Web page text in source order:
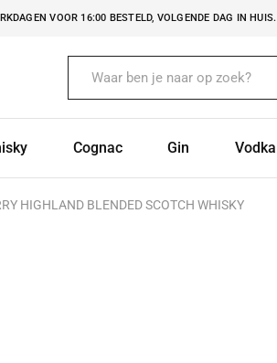
VOOR 16:00 BESTELD, VOLGENDE DAG IN HUIS.
Cognac Gin Vodka
HIGHLAND BLENDED SCOTCH WHISKY